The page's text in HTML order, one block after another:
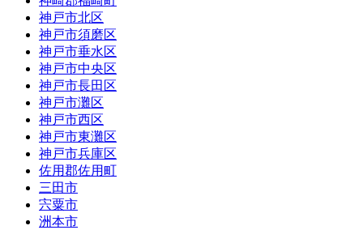
神戸市北区
神戸市須磨区
神戸市垂水区
神戸市中央区
神戸市長田区
神戸市灘区
神戸市西区
神戸市東灘区
神戸市兵庫区
佐用郡佐用町
三田市
宍粟市
洲本市